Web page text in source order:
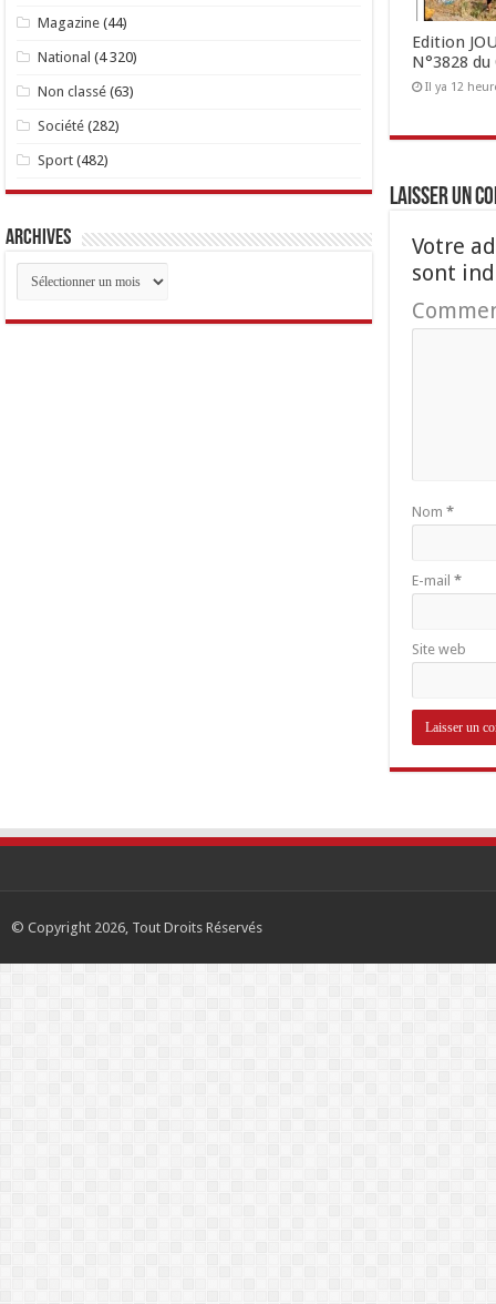
Edition
N°3828
Il ya 12
Laisser un
Votre
sont
Nom *
E-mail *
Site web
Magazine (44)
National (4 320)
Non classé (63)
Société (282)
Sport (482)
Archives
Archives
© Copyright 2026, Tout Droits Réservés